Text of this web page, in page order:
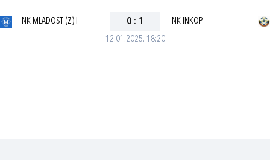
12.01.2025. 18:20
NK MLADOST (Z) I 0 : 1 NK INKOP